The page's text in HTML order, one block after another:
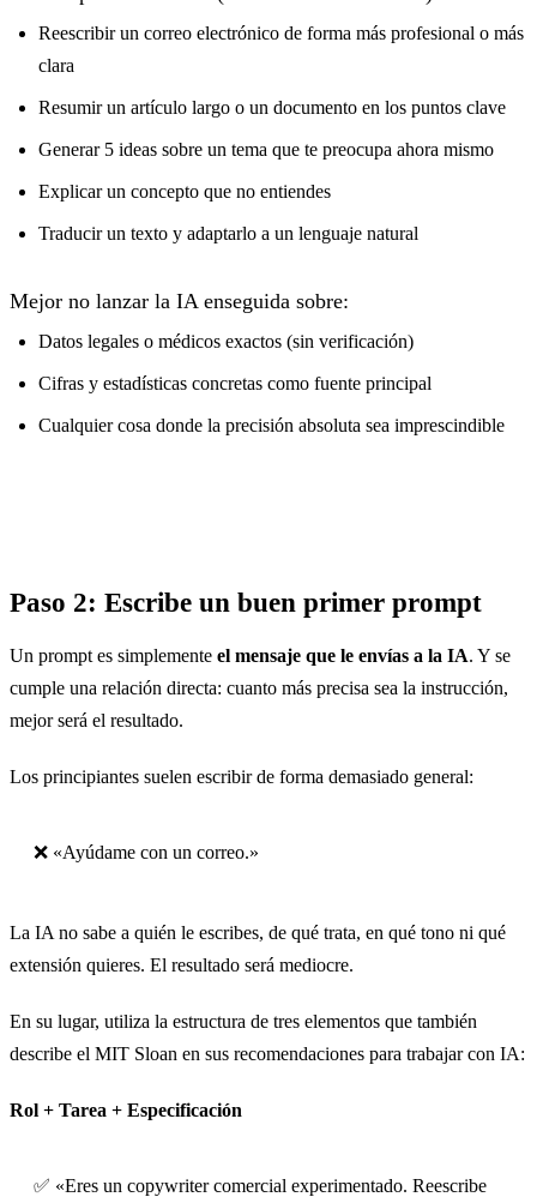
Reescribir un correo electrónico de forma más profesional o más
clara
Resumir un artículo largo o un documento en los puntos clave
Generar 5 ideas sobre un tema que te preocupa ahora mismo
Explicar un concepto que no entiendes
Traducir un texto y adaptarlo a un lenguaje natural
Mejor no lanzar la IA enseguida sobre:
Datos legales o médicos exactos (sin verificación)
Cifras y estadísticas concretas como fuente principal
Cualquier cosa donde la precisión absoluta sea imprescindible
Paso 2: Escribe un buen primer prompt
Un prompt es simplemente el mensaje que le envías a la IA. Y se
cumple una relación directa: cuanto más precisa sea la instrucción,
mejor será el resultado.
Los principiantes suelen escribir de forma demasiado general:
❌ «Ayúdame con un correo.»
La IA no sabe a quién le escribes, de qué trata, en qué tono ni qué
extensión quieres. El resultado será mediocre.
En su lugar, utiliza la estructura de tres elementos que también
describe el MIT Sloan en sus recomendaciones para trabajar con IA:
Rol + Tarea + Especificación
✅ «Eres un copywriter comercial experimentado. Reescribe